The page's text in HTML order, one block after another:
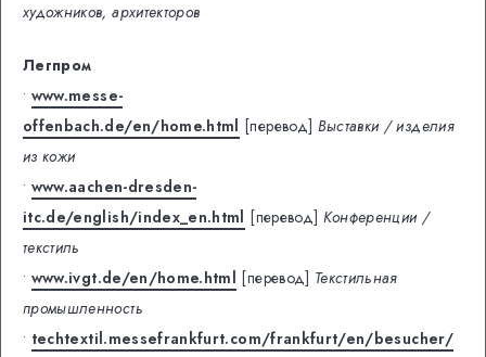
художников, архитекторов
Легпром
• www.messe-
offenbach.de/en/home.html [перевод] Выставки / изделия
из кожи
• www.aachen-dresden-
itc.de/english/index_en.html [перевод] Конференции /
текстиль
• www.ivgt.de/en/home.html [перевод] Текстильная
промышленность
• techtextil.messefrankfurt.com/frankfurt/en/besucher/